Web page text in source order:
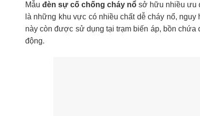
Mẫu đèn sự cố chống cháy nổ sở hữu nhiều ưu
là những khu vực có nhiều chất dễ cháy nổ,
này còn được sử dụng tại trạm biến áp, bồn
động.